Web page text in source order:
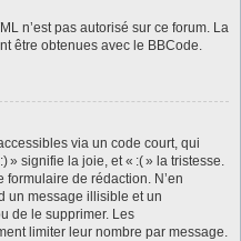
n’est pas autorisé sur ce forum. La
être obtenues avec le BBCode.
via un code court, qui
» signifie la joie, et « :( » la tristesse.
de rédaction. N’en
un message illisible et un
de le supprimer. Les
limiter leur nombre par message.